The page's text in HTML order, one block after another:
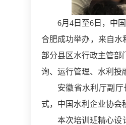
6月4日至6日，中
合肥成功举办，来自水
部分县区水行政主管部
询、运行管理、水利投
安徽省水利厅副
式，中国水利企业协会
本次培训班精心设